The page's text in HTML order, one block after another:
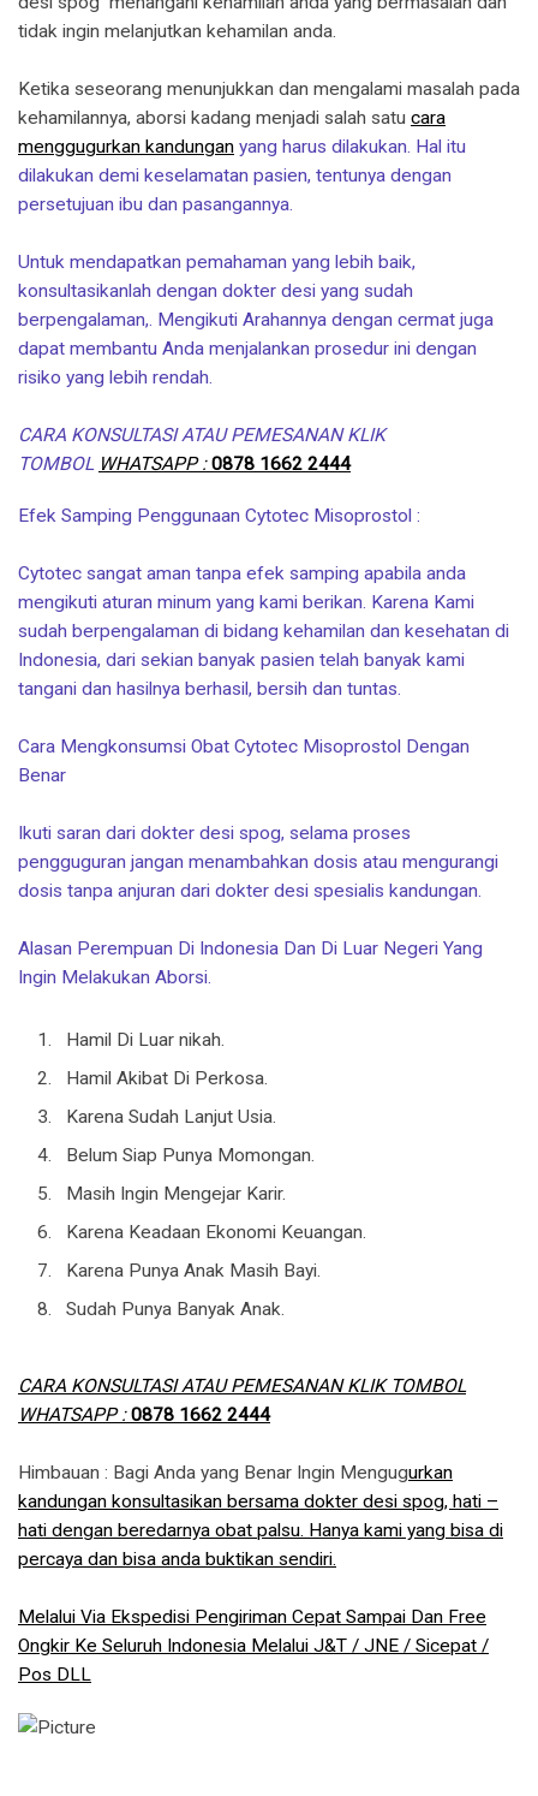
tidak ingin melanjutkan kehamilan anda.
Ketika seseorang menunjukkan dan mengalami masalah pada
kehamilannya, aborsi kadang menjadi salah satu cara
menggugurkan kandungan yang harus dilakukan. Hal itu
dilakukan demi keselamatan pasien, tentunya dengan
persetujuan ibu dan pasangannya.
Untuk mendapatkan pemahaman yang lebih baik,
konsultasikanlah dengan dokter desi yang sudah
berpengalaman,. Mengikuti Arahannya dengan cermat juga
dapat membantu Anda menjalankan prosedur ini dengan
risiko yang lebih rendah.
CARA KONSULTASI ATAU PEMESANAN KLIK
TOMBOL WHATSAPP :0878 1662 2444
​Efek Samping Penggunaan Cytotec Misoprostol :
Cytotec sangat aman tanpa efek samping apabila anda
mengikuti aturan minum yang kami berikan. Karena Kami
sudah berpengalaman di bidang kehamilan dan kesehatan di
Indonesia, dari sekian banyak pasien telah banyak kami
tangani dan hasilnya berhasil, bersih dan tuntas.
Cara Mengkonsumsi Obat Cytotec Misoprostol Dengan
Benar
Ikuti saran dari dokter desi spog, selama proses
pengguguran jangan menambahkan dosis atau mengurangi
dosis tanpa anjuran dari dokter desi spesialis kandungan.
Alasan Perempuan Di Indonesia Dan Di Luar Negeri Yang
Ingin Melakukan Aborsi.
Hamil Di Luar nikah.
Hamil Akibat Di Perkosa.
Karena Sudah Lanjut Usia.
Belum Siap Punya Momongan.
Masih Ingin Mengejar Karir.
Karena Keadaan Ekonomi Keuangan.
Karena Punya Anak Masih Bayi.
Sudah Punya Banyak Anak.
CARA KONSULTASI ATAU PEMESANAN KLIK TOMBOL
WHATSAPP :0878 1662 2444
Himbauan : Bagi Anda yang Benar Ingin Mengugurkan
kandungan konsultasikan bersama dokter desi spog, hati –
hati dengan beredarnya obat palsu. Hanya kami yang bisa di
percaya dan bisa anda buktikan sendiri.
Melalui Via Ekspedisi Pengiriman Cepat Sampai Dan Free
Ongkir Ke Seluruh Indonesia Melalui J&T / JNE / Sicepat /
Pos DLL